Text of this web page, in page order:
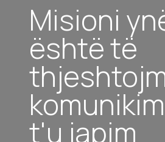
Misioni
është të
t'u japim